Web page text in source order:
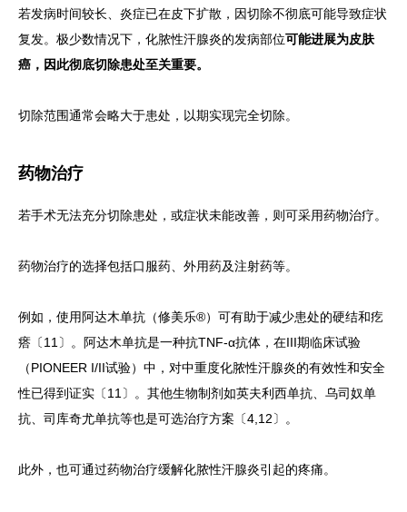
若发病时间较长、炎症已在皮下扩散，因切除不彻底可能导致症状
复发。极少数情况下，化脓性汗腺炎的发病部位可能进展为皮肤
癌，因此彻底切除患处至关重要。
切除范围通常会略大于患处，以期实现完全切除。
药物治疗
若手术无法充分切除患处，或症状未能改善，则可采用药物治疗。
药物治疗的选择包括口服药、外用药及注射药等。
例如，使用阿达木单抗（修美乐®）可有助于减少患处的硬结和疙
瘩〔11〕。阿达木单抗是一种抗TNF-α抗体，在III期临床试验
（PIONEER I/II试验）中，对中重度化脓性汗腺炎的有效性和安全
性已得到证实〔11〕。其他生物制剂如英夫利西单抗、乌司奴单
抗、司库奇尤单抗等也是可选治疗方案〔4,12〕。
此外，也可通过药物治疗缓解化脓性汗腺炎引起的疼痛。